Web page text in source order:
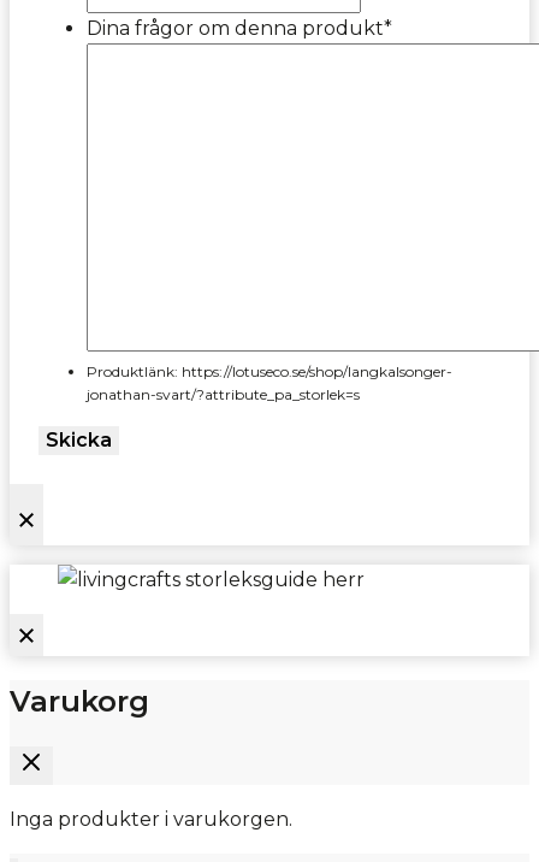
Dina frågor om denna produkt*
Produktlänk: https://lotuseco.se/shop/langkalsonger-
jonathan-svart/?attribute_pa_storlek=s
Skicka
Varukorg
Inga produkter i varukorgen.